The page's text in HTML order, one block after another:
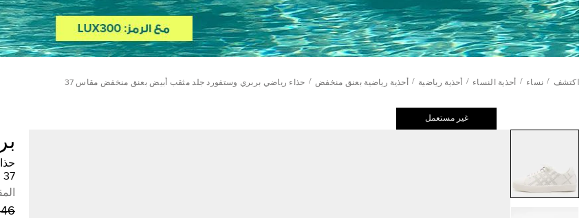
اكتشف / نساء / أحذية النساء / أحذية رياضية / أحذية رياضية بعنق منخفض / حذاء رياضي بربري وستفورد جلد مثقب أبيض بعنق منخفض مقاس 37
غير مستعمل
37